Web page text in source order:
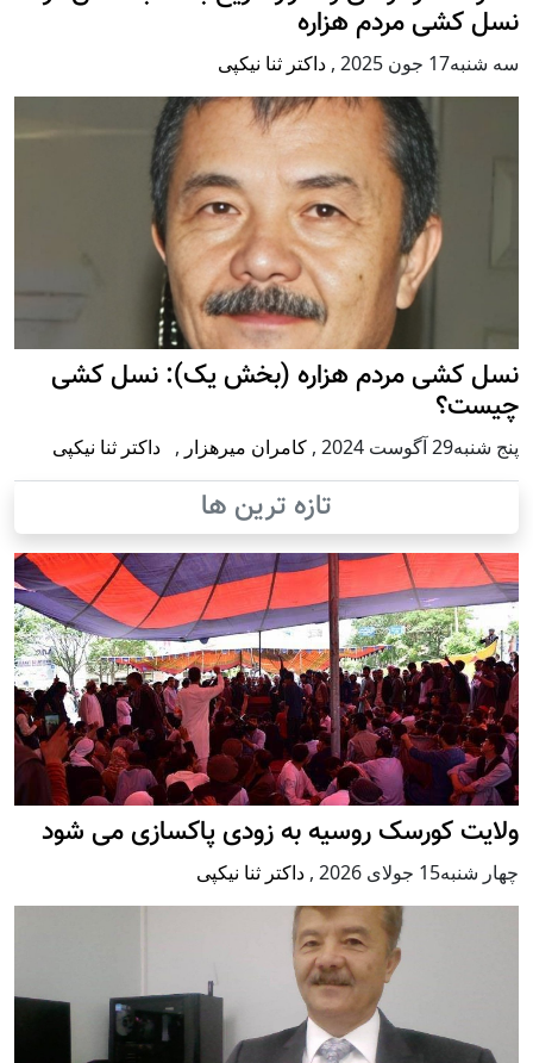
نسل کشی مردم هزاره
سه شنبه17 جون 2025 , داکتر ثنا نیکپی
نسل کشی مردم هزاره (بخش یک): نسل کشی
چیست؟
پنج شنبه29 آگوست 2024 , کامران میرهزار , داکتر ثنا نیکپی
تازه ترین ها
ولایت کورسک روسیه به زودی پاکسازی می شود
چهار شنبه15 جولای 2026 , داکتر ثنا نیکپی